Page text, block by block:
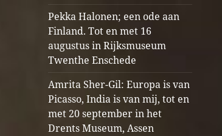
Pekka Halonen; een ode aan
Finland. Tot en met 16
augustus in Rijksmuseum
Twenthe Enschede
Amrita Sher-Gil: Europa is van
Picasso, India is van mij, tot en
met 20 september in het
Drents Museum, Assen